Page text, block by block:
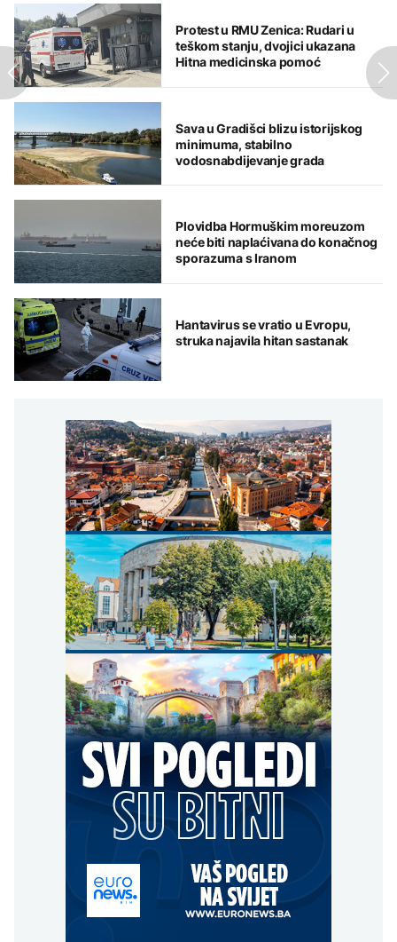
Protest u RMU Zenica: Rudari u
teškom stanju, dvojici ukazana
Hitna medicinska pomoć
Sava u Gradišci blizu istorijskog
minimuma, stabilno
vodosnabdijevanje grada
Plovidba Hormuškim moreuzom
neće biti naplaćivana do konačnog
sporazuma s Iranom
Hantavirus se vratio u Evropu,
struka najavila hitan sastanak